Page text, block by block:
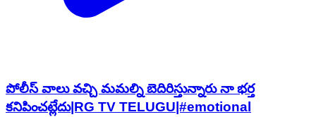
పోలీస్ వాలు వచ్చి మమల్ని బెదిరిస్తున్నారు నా భర్త
కనిపించట్లేదు|RG TV TELUGU|#emotional